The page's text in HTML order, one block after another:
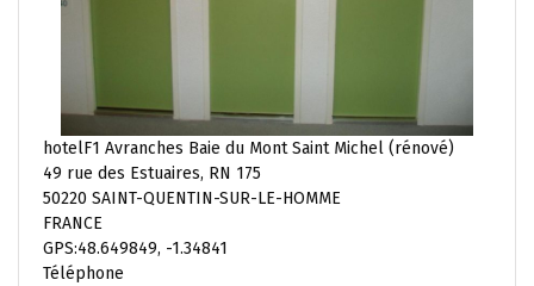
hotelF1 Avranches Baie du Mont Saint Michel (rénové)
49 rue des Estuaires, RN 175
50220 SAINT-QUENTIN-SUR-LE-HOMME
FRANCE
GPS:48.649849, -1.34841
Téléphone